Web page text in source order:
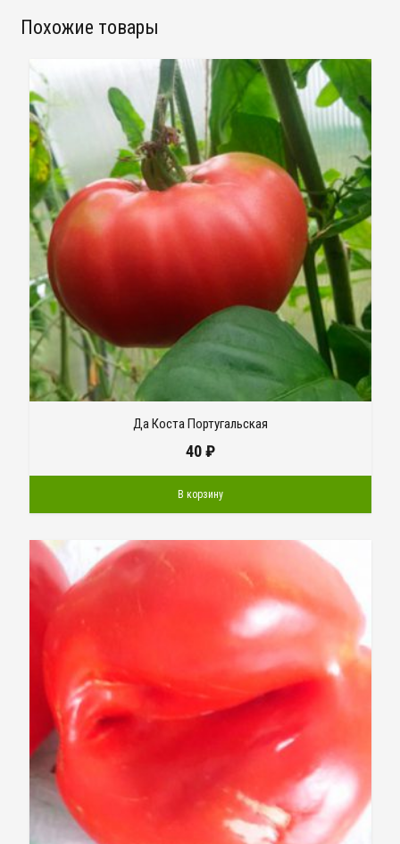
Похожие товары
Да Коста Португальская
40₽
В корзину